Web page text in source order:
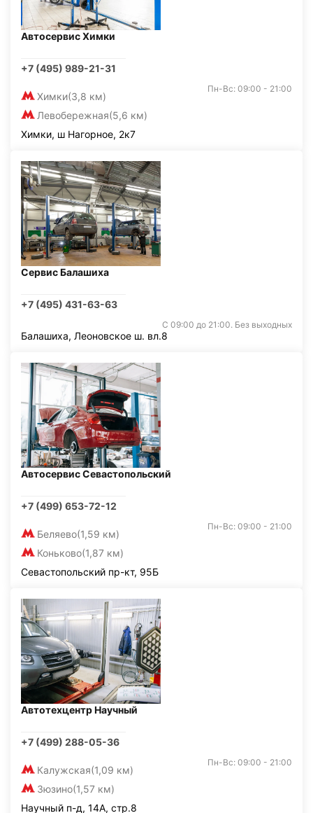
Автосервис Химки
+7 (495) 989-21-31
Химки(3,8 км)
Левобережная(5,6 км)
Пн-Вс: 09:00 - 21:00
Химки, ш Нагорное, 2к7
Сервис Балашиха
+7 (495) 431-63-63
С 09:00 до 21:00. Без выходных
Балашиха, Леоновское ш. вл.8
Автосервис Севастопольский
+7 (499) 653-72-12
Беляево(1,59 км)
Коньково(1,87 км)
Пн-Вс: 09:00 - 21:00
Севастопольский пр-кт, 95Б
Автотехцентр Научный
+7 (499) 288-05-36
Калужская(1,09 км)
Зюзино(1,57 км)
Пн-Вс: 09:00 - 21:00
Научный п-д, 14А, стр.8